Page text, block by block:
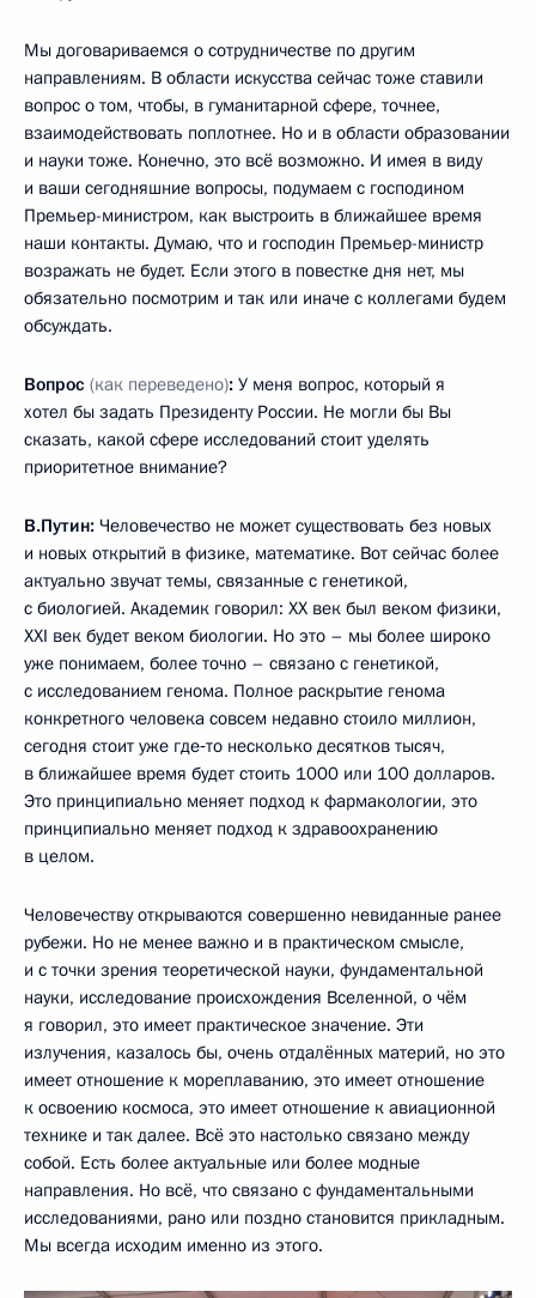
Мы договариваемся о сотрудничестве по другим
направлениям. В области искусства сейчас тоже ставили
вопрос о том, чтобы, в гуманитарной сфере, точнее,
взаимодействовать поплотнее. Но и в области образовании
и науки тоже. Конечно, это всё возможно. И имея в виду
и ваши сегодняшние вопросы, подумаем с господином
Премьер-министром, как выстроить в ближайшее время
наши контакты. Думаю, что и господин Премьер-министр
возражать не будет. Если этого в повестке дня нет, мы
обязательно посмотрим и так или иначе с коллегами будем
обсуждать.
Вопрос (как переведено): У меня вопрос, который я
хотел бы задать Президенту России. Не могли бы Вы
сказать, какой сфере исследований стоит уделять
приоритетное внимание?
В.Путин: Человечество не может существовать без новых
и новых открытий в физике, математике. Вот сейчас более
актуально звучат темы, связанные с генетикой,
с биологией. Академик говорил: XX век был веком физики,
XXI век будет веком биологии. Но это – мы более широко
уже понимаем, более точно – связано с генетикой,
с исследованием генома. Полное раскрытие генома
конкретного человека совсем недавно стоило миллион,
сегодня стоит уже где‑то несколько десятков тысяч,
в ближайшее время будет стоить 1000 или 100 долларов.
Это принципиально меняет подход к фармакологии, это
принципиально меняет подход к здравоохранению
в целом.
Человечеству открываются совершенно невиданные ранее
рубежи. Но не менее важно и в практическом смысле,
и с точки зрения теоретической науки, фундаментальной
науки, исследование происхождения Вселенной, о чём
я говорил, это имеет практическое значение. Эти
излучения, казалось бы, очень отдалённых материй, но это
имеет отношение к мореплаванию, это имеет отношение
к освоению космоса, это имеет отношение к авиационной
технике и так далее. Всё это настолько связано между
собой. Есть более актуальные или более модные
направления. Но всё, что связано с фундаментальными
исследованиями, рано или поздно становится прикладным.
Мы всегда исходим именно из этого.